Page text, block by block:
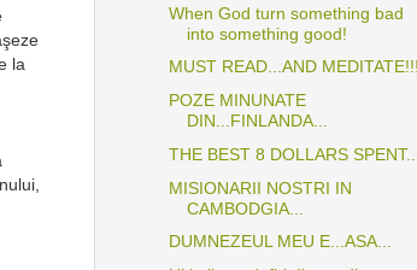
la
When God turn something bad
into something good!
MUST READ...AND MEDITATE!!!
POZE MINUNATE
DIN...FINLANDA...
THE BEST 8 DOLLARS SPENT...
MISIONARII NOSTRI IN
CAMBODGIA...
DUMNEZEUL MEU E...ASA...